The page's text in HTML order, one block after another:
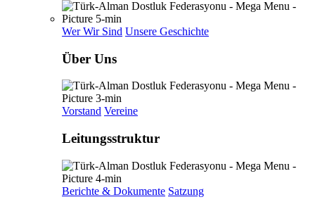
Wer Wir Sind Unsere Geschichte
Über Uns
Vorstand Vereine
Leitungsstruktur
Berichte & Dokumente Satzung